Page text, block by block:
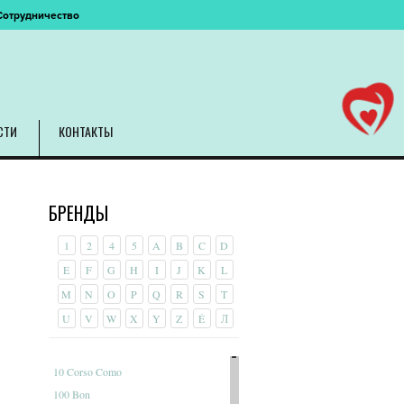
КОНТАКТЫ
БРЕНДЫ
1 2 4 5 A B C
D
E
F G H I J K
L
M
N O P Q R S
T
U
V W X Y Z É Л
10 Corso Como
100 Bon